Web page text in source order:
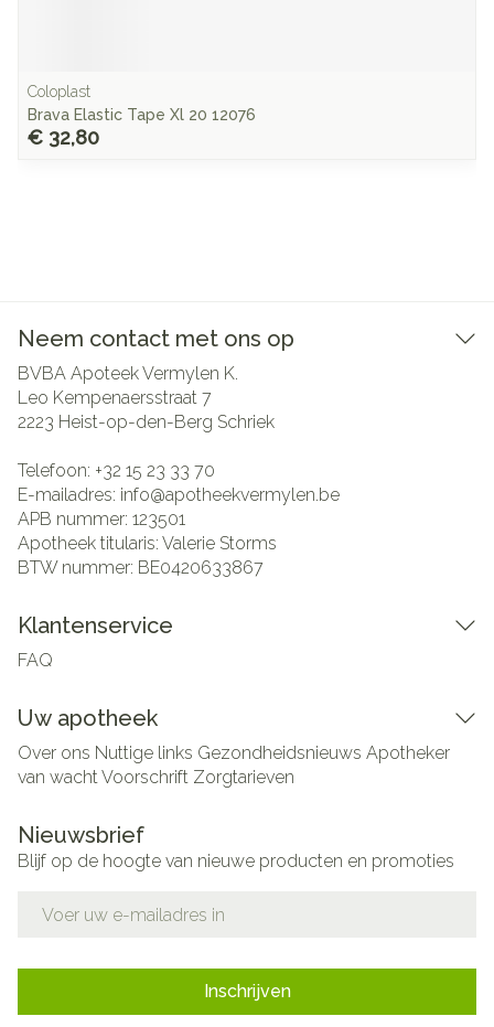
Coloplast
Brava Elastic Tape Xl 20 12076
€ 32,80
Neem contact met ons op
BVBA Apoteek Vermylen K.
Leo Kempenaersstraat 7
2223 Heist-op-den-Berg Schriek
Telefoon: +32 15 23 33 70
E-mailadres: info@apotheekvermylen.be
APB nummer: 123501
Apotheek titularis: Valerie Storms
BTW nummer: BE0420633867
Klantenservice
FAQ
Uw apotheek
Over ons Nuttige links Gezondheidsnieuws Apotheker
van wachtVoorschrift Zorgtarieven
Nieuwsbrief
Blijf op de hoogte van nieuwe producten en promoties
Inschrijven